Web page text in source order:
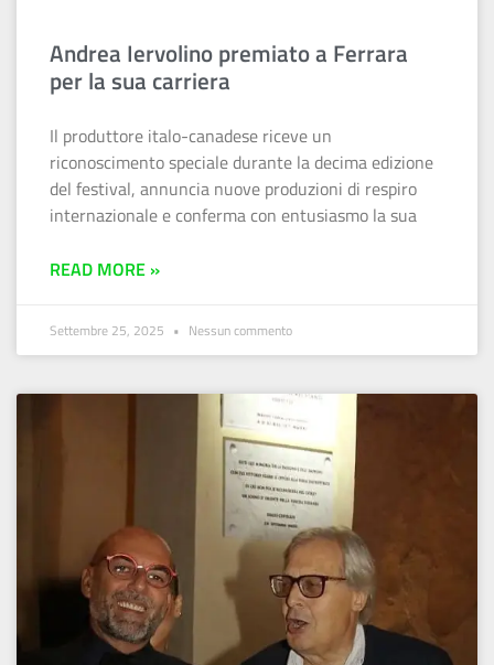
Andrea Iervolino premiato a Ferrara
per la sua carriera
Il produttore italo-canadese riceve un
riconoscimento speciale durante la decima edizione
del festival, annuncia nuove produzioni di respiro
internazionale e conferma con entusiasmo la sua
READ MORE »
Settembre 25, 2025 Nessun commento